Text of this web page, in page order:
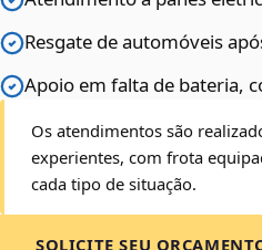
Resgate de automóveis
Apoio em falta de bateria,
Os atendimentos são
experientes, com frota
cada tipo de situação.
SOLICITE SEU